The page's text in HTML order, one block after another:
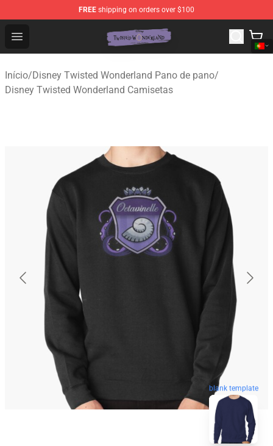
FREE shipping on orders over $100
Open menu
Twisted Wonderland Store - Official Twisted
Início/Disney Twisted Wonderland Pano de pano/
Disney Twisted Wonderland Camisetas
blank template